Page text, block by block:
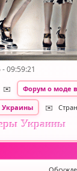
09:59:21
✉️ Форум о моде
Украины ✉️
Украины